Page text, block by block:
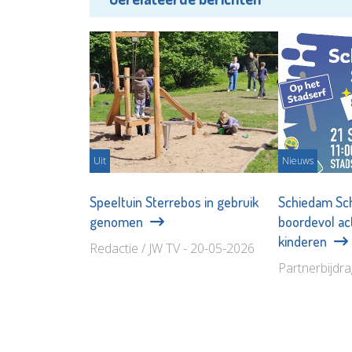
Uit
Speeltuin Sterrebos in gebruik
genomen
Redactie / JW TV - 20-05-2026
Nieuws
Schiedam
boordevol
kinderen